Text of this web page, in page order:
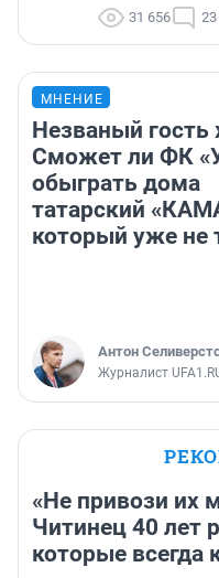
31 656 23
МНЕНИЕ
Незваный гость
Сможет ли ФК
обыграть дома
татарский
который уже не
Антон
Журналист
«Не привози их
Читинец 40 лет
которые всегда